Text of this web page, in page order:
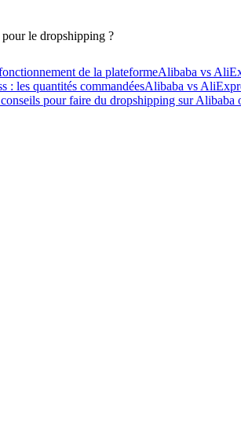
le dropshipping ?
de la plateformeAlibaba vs
: les quantités commandéesAlibaba vs
pour faire du dropshipping sur Alibaba